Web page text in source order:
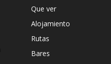
Que ver
Alojamiento
Rutas
Bares